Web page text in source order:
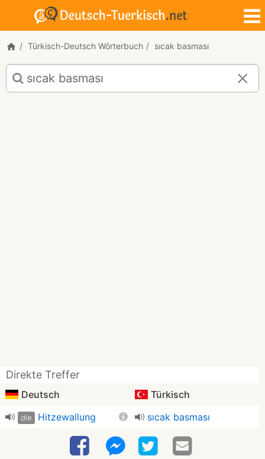
Türkisch-Deutsch Wörterbuch sıcak basması
Türkisch-
Deutsch
Übersetzung
Direkte Treffer
Deutsch Türkisch
die Hitzewallung sıcak basması